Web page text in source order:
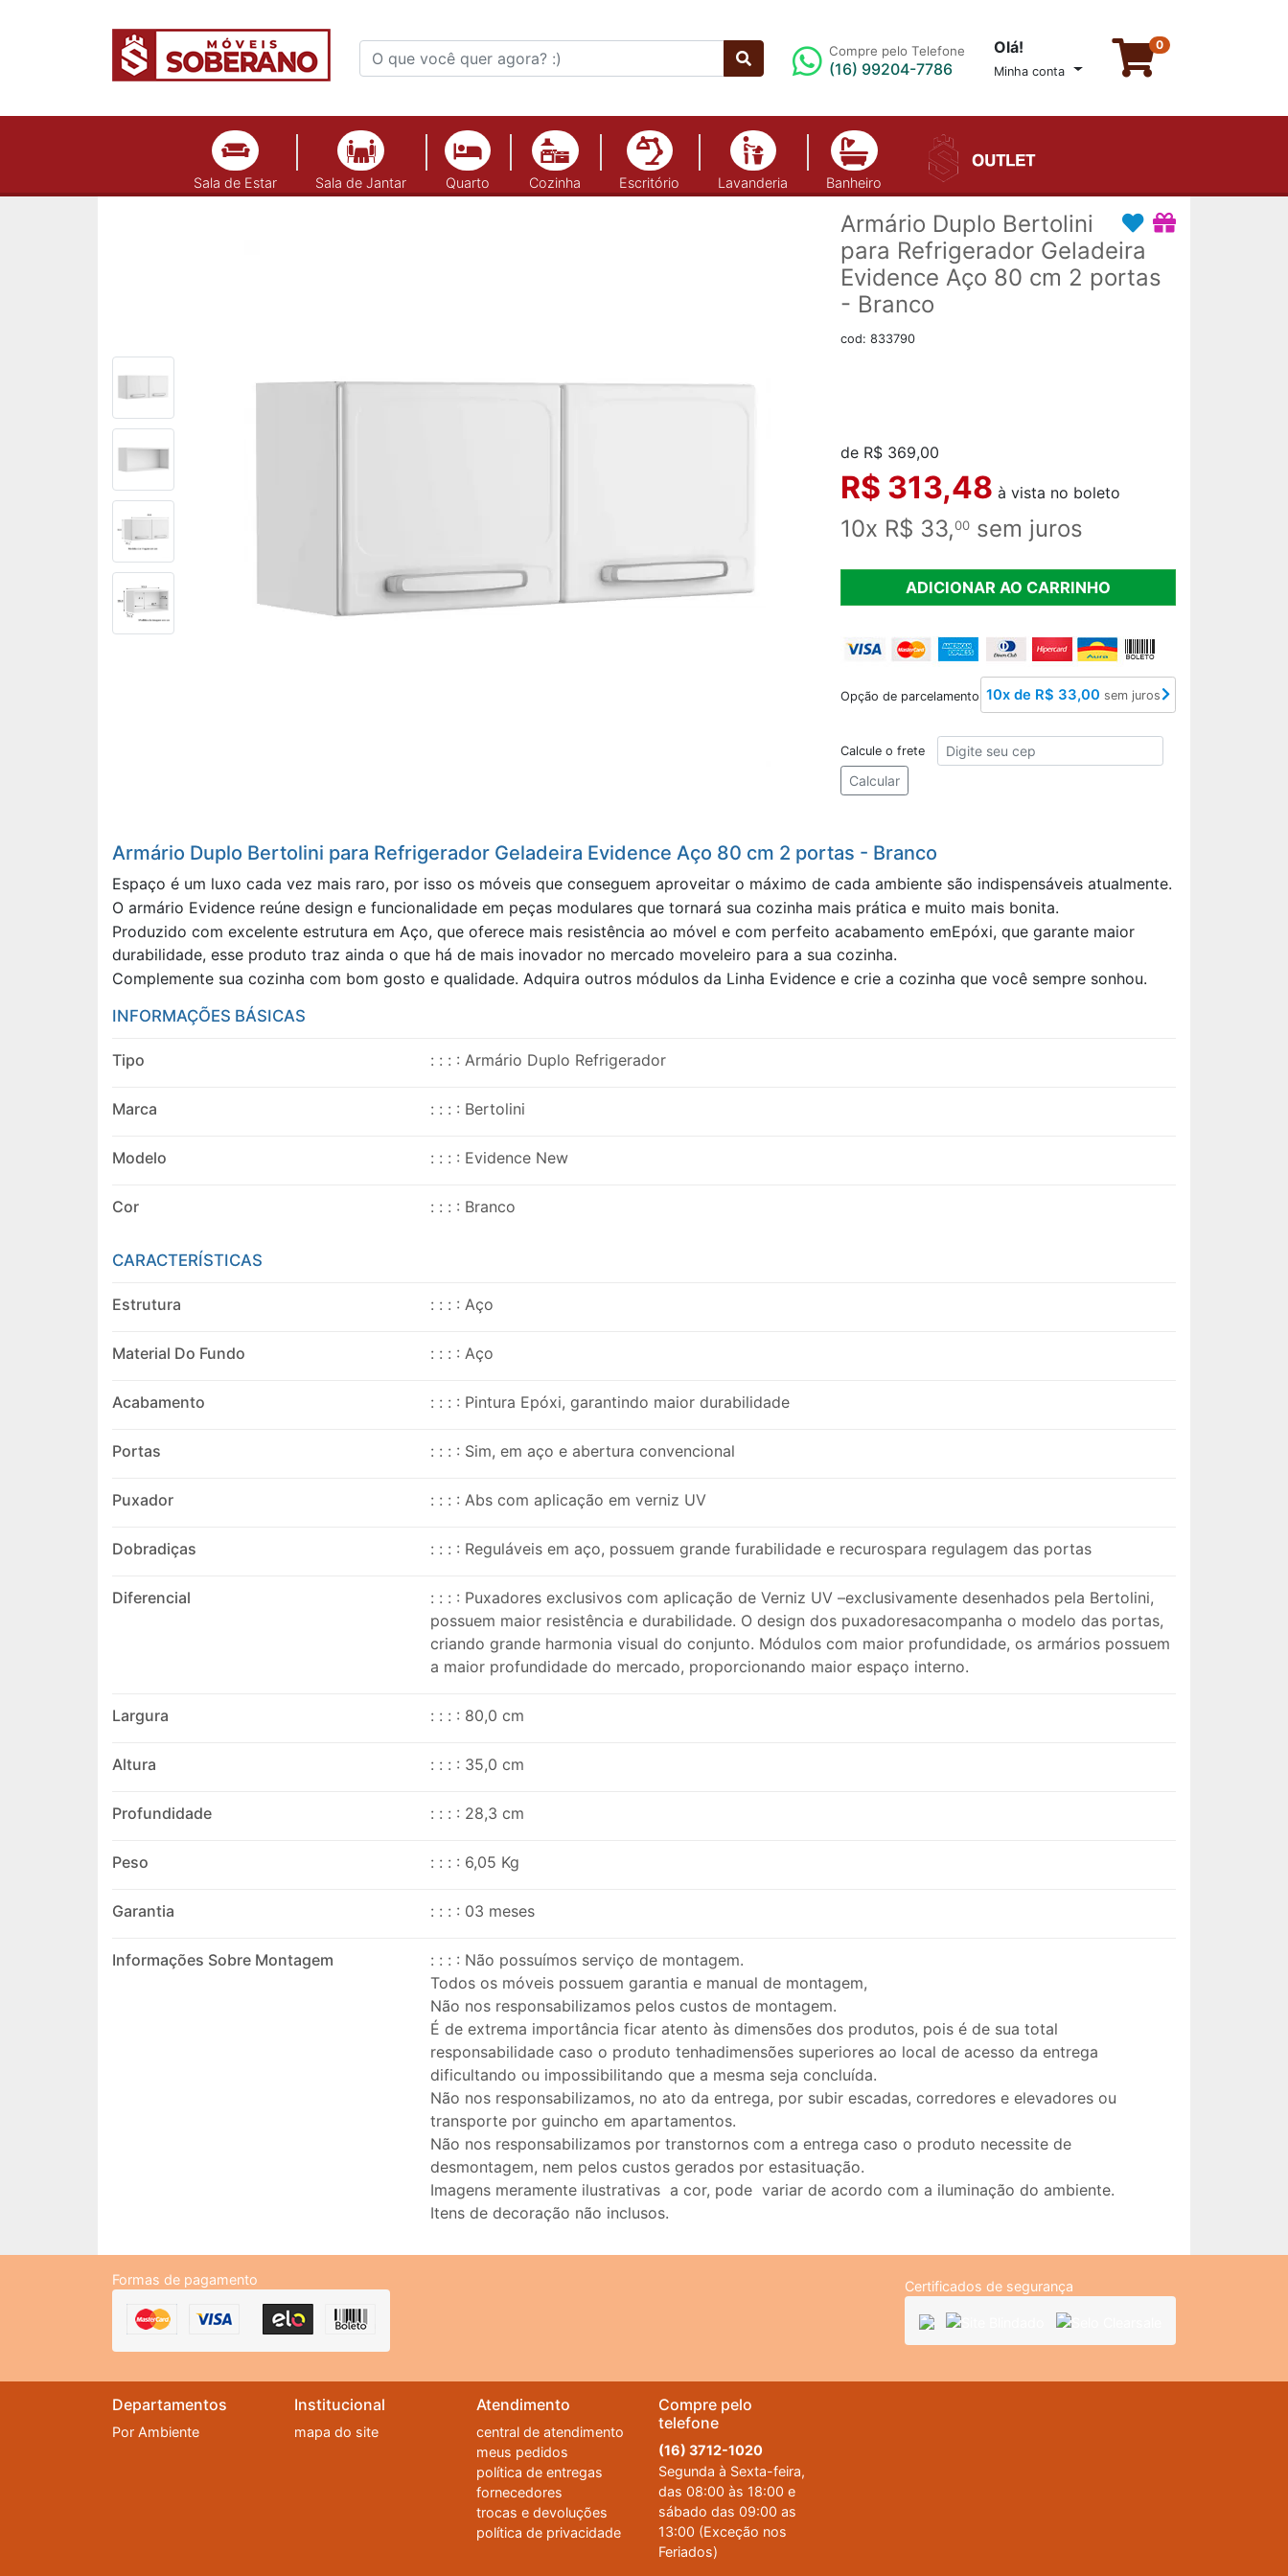
Compre pelo Telefone
(16) 99204-7786
Olá!
Minha conta
0
Sala de Estar Sala de Jantar Quarto Cozinha Escritório Lavanderia Banheiro
Armário Duplo Bertolini
para Refrigerador Geladeira
Evidence Aço 80 cm 2 portas
- Branco
cod: 833790
de R$ 369,00
R$ 313,48 à vista no boleto
10x R$ 33,00 sem juros
ADICIONAR AO CARRINHO
Opção de parcelamento 10x de R$ 33,00 sem juros
Calcule o freteCEP
Calcular
Armário Duplo Bertolini para Refrigerador Geladeira Evidence Aço 80 cm 2 portas - Branco
Espaço é um luxo cada vez mais raro, por isso os móveis que conseguem aproveitar o máximo de cada ambiente são indispensáveis atualmente.
O armário Evidence reúne design e funcionalidade em peças modulares que tornará sua cozinha mais prática e muito mais bonita.
Produzido com excelente estrutura em Aço, que oferece mais resistência ao móvel e com perfeito acabamento emEpóxi, que garante maior
durabilidade, esse produto traz ainda o que há de mais inovador no mercado moveleiro para a sua cozinha.
Complemente sua cozinha com bom gosto e qualidade. Adquira outros módulos da Linha Evidence e crie a cozinha que você sempre sonhou.
INFORMAÇÕES BÁSICAS
Tipo : : : : Armário Duplo Refrigerador
Marca : : : : Bertolini
Modelo : : : : Evidence New
Cor : : : : Branco
CARACTERÍSTICAS
Estrutura : : : : Aço
Material Do Fundo : : : : Aço
Acabamento : : : : Pintura Epóxi, garantindo maior durabilidade
Portas : : : : Sim, em aço e abertura convencional
Puxador : : : : Abs com aplicação em verniz UV
Dobradiças : : : : Reguláveis em aço, possuem grande furabilidade e recurospara regulagem das portas
Diferencial
: : : : Puxadores exclusivos com aplicação de Verniz UV –exclusivamente desenhados pela Bertolini,
possuem maior resistência e durabilidade. O design dos puxadoresacompanha o modelo das portas,
criando grande harmonia visual do conjunto. Módulos com maior profundidade, os armários possuem
a maior profundidade do mercado, proporcionando maior espaço interno.
Largura : : : : 80,0 cm
Altura : : : : 35,0 cm
Profundidade : : : : 28,3 cm
Peso : : : : 6,05 Kg
Garantia : : : : 03 meses
Informações Sobre Montagem
: : : : Não possuímos serviço de montagem.
Todos os móveis possuem garantia e manual de montagem,
Não nos responsabilizamos pelos custos de montagem.
É de extrema importância ficar atento às dimensões dos produtos, pois é de sua total
responsabilidade caso o produto tenhadimensões superiores ao local de acesso da entrega
dificultando ou impossibilitando que a mesma seja concluída.
Não nos responsabilizamos, no ato da entrega, por subir escadas, corredores e elevadores ou
transporte por guincho em apartamentos.
Não nos responsabilizamos por transtornos com a entrega caso o produto necessite de
desmontagem, nem pelos custos gerados por estasituação.
Imagens meramente ilustrativas a cor, pode variar de acordo com a iluminação do ambiente.
Itens de decoração não inclusos.
Formas de pagamento Certificados de segurança
Departamentos
Por Ambiente
Institucional
mapa do site
Atendimento
central de atendimento
meus pedidos
política de entregas
fornecedores
trocas e devoluções
política de privacidade
Compre pelo
telefone
(16) 3712-1020
Segunda à Sexta-feira,
das 08:00 às 18:00 e
sábado das 09:00 as
13:00 (Exceção nos
Feriados)